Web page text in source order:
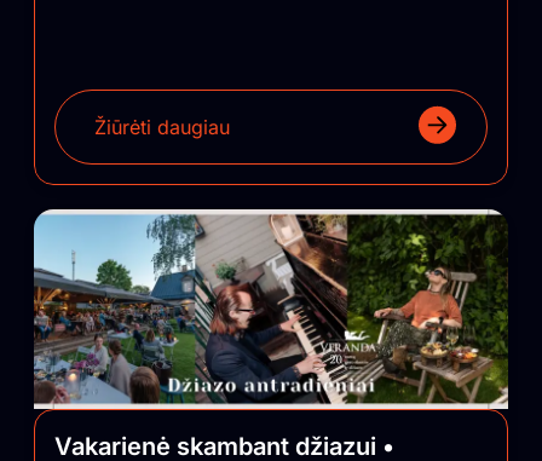
Žiūrėti daugiau
Vakarienė skambant džiazui •